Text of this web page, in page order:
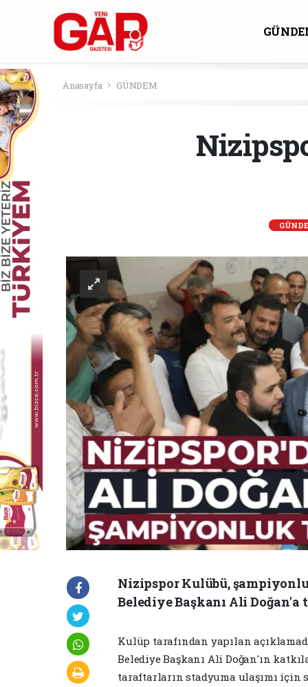
Anasayfa GÜNDEM
Nizipspor Kulübü,
Belediye Başkanı Ali Doğan'a
Kulüp tarafından yapılan
Belediye Başkanı Ali Doğan'ın
taraftarların stadyuma ulaşımı